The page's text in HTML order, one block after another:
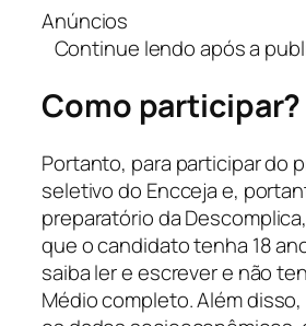
Anúncios
Continue lendo após a
Como participar?
Portanto, para participar do
seletivo do Encceja e,
preparatório da
que o candidato tenha 18
saiba ler e escrever e não
Médio completo. Além